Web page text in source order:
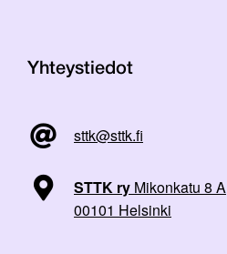
Yhteystiedot
sttk@sttk.fi
STTK ry Mikonkatu 8
00101 Helsinki